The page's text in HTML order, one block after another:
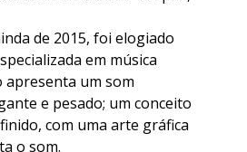
de 2015, foi elogiado
em música
apresenta um som
e pesado; um conceito
com uma arte gráfica
o som.